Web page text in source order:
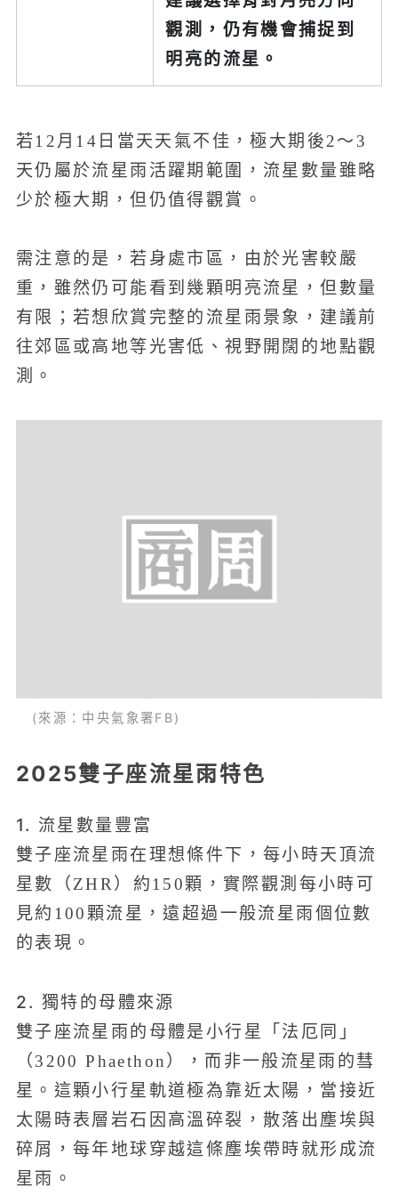
觀測，仍有機會捕捉到
明亮的流星。
若12月14日當天天氣不佳，極大期後2～3
天仍屬於流星雨活躍期範圍，流星數量雖略
少於極大期，但仍值得觀賞。
需注意的是，若身處市區，由於光害較嚴
重，雖然仍可能看到幾顆明亮流星，但數量
有限；若想欣賞完整的流星雨景象，建議前
往郊區或高地等光害低、視野開闊的地點觀
測。
(來源：中央氣象署FB)
2025雙子座流星雨特色
1. 流星數量豐富
雙子座流星雨在理想條件下，每小時天頂流
星數（ZHR）約150顆，實際觀測每小時可
見約100顆流星，遠超過一般流星雨個位數
的表現。
2. 獨特的母體來源
雙子座流星雨的母體是小行星「法厄同」
（3200 Phaethon），而非一般流星雨的彗
星。這顆小行星軌道極為靠近太陽，當接近
太陽時表層岩石因高溫碎裂，散落出塵埃與
碎屑，每年地球穿越這條塵埃帶時就形成流
星雨。